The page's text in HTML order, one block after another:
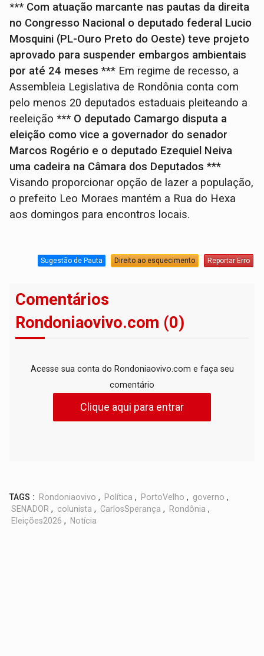
*** Com atuação marcante nas pautas da direita
no Congresso Nacional o deputado federal Lucio
Mosquini (PL-Ouro Preto do Oeste) teve projeto
aprovado para suspender embargos ambientais
por até 24 meses*** Em regime de recesso, a
Assembleia Legislativa de Rondônia conta com
pelo menos 20 deputados estaduais pleiteando a
reeleição*** O deputado Camargo disputa a
eleição como vice a governador do senador
Marcos Rogério e o deputado Ezequiel Neiva
uma cadeira na Câmara dos Deputados***
Visando proporcionar opção de lazer a população,
o prefeito Leo Moraes mantém a Rua do Hexa
aos domingos para encontros locais.
Sugestão de Pauta Direito ao esquecimento Reportar Erro
Comentários
Rondoniaovivo.com (0)
Acesse sua conta do Rondoniaovivo.com e faça seu
comentário
Clique aqui para entrar
TAGS : Rondoniaovivo , Política , PortoVelho , governo ,
SENADOR , colunista , CarlosSperança , Rondônia ,
Eleições2026 , Notícia